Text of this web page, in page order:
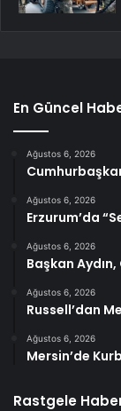
En Güncel
Ağustos 6, 2026
Ağustos 6, 2026
Erzurum’da
Ağustos 6, 2026
Başkan
Ağustos 6, 2026
Russell’dan
Ağustos 6, 2026
Mersin’de
Rastgele